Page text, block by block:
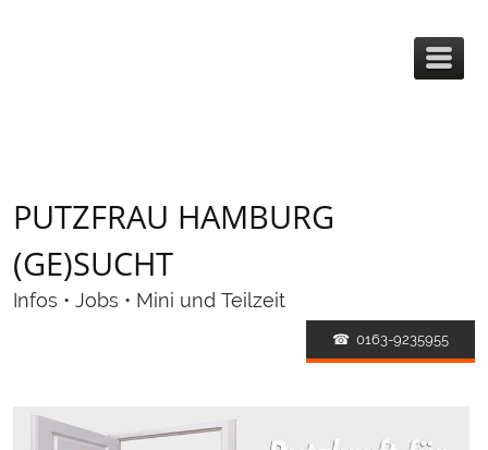
PUTZFRAU HAMBURG
(GE)SUCHT
Infos • Jobs • Mini und Teilzeit
☎ 0163-9235955